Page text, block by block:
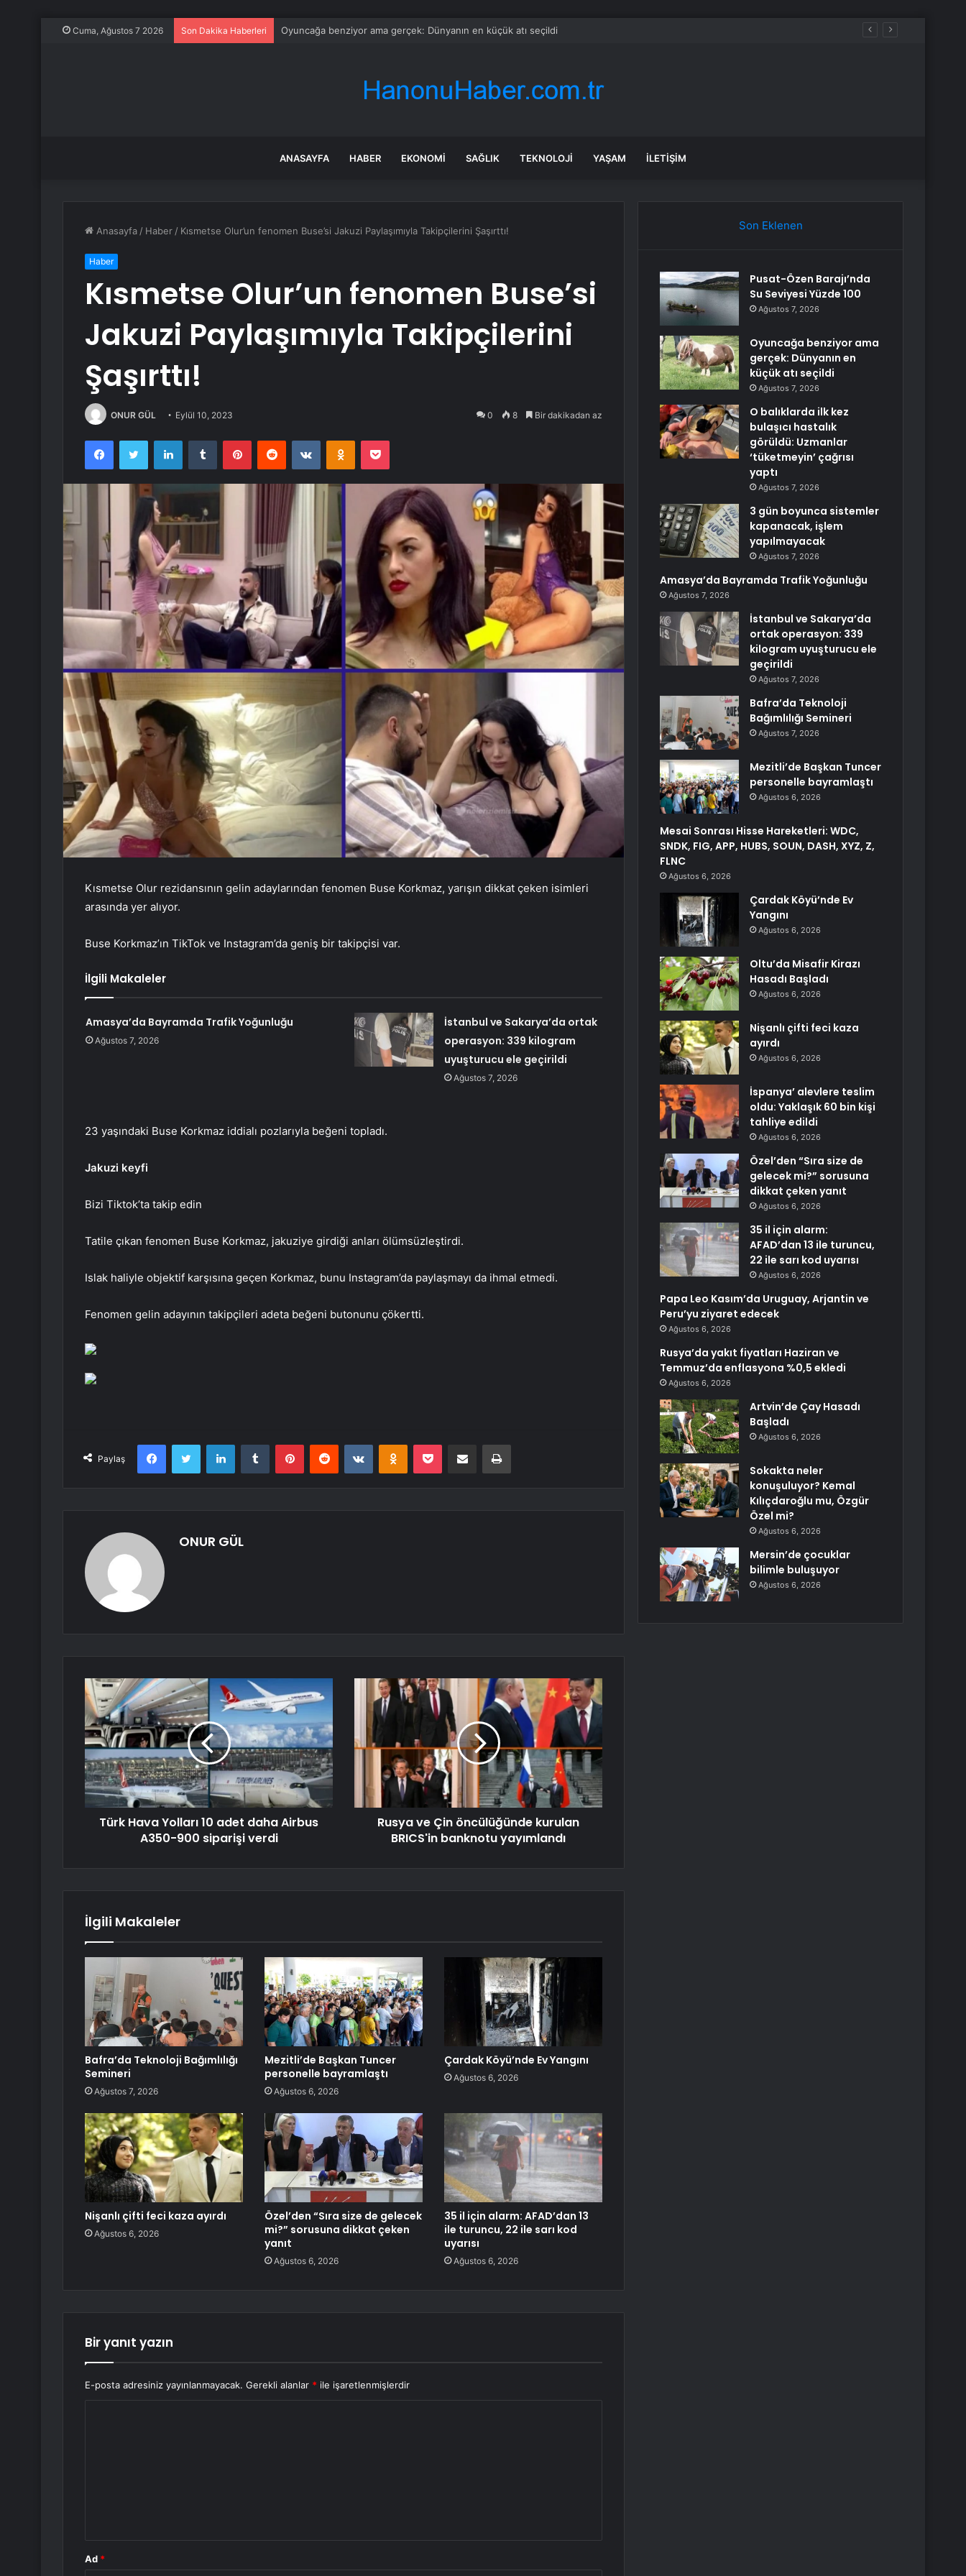
Cuma, Ağustos 7 2026 Son Dakika Haberleri O balıklarda ilk kez bulaşıcı hastalık görüldü: Uzmanlar ‘tüketmeyin’ çağrısı yaptı
ANASAYFA HABER EKONOMI SAĞLIK TEKNOLOJI YAŞAM İLETIŞIM
Anasayfa / Haber / Kısmetse Olur’un fenomen Buse’si Jakuzi Paylaşımıyla Takipçilerini Şaşırttı!
Haber
Kısmetse Olur’un fenomen Buse’si
Jakuzi Paylaşımıyla Takipçilerini
Şaşırttı!
ONUR GÜL Eylül 10, 2023 0 8 Bir dakikadan az
FacebookTwitter LinkedInTumblr PinterestReddit VKontakteOdnoklassniki
Pocket
Kısmetse Olur rezidansının gelin adaylarından fenomen Buse Korkmaz, yarışın dikkat çeken isimleri
arasında yer alıyor.
Buse Korkmaz’ın TikTok ve Instagram’da geniş bir takipçisi var.
İlgili Makaleler
Amasya’da Bayramda Trafik Yoğunluğu
Ağustos 7, 2026
İstanbul ve Sakarya’da ortak
operasyon: 339 kilogram
uyuşturucu ele geçirildi
Ağustos 7, 2026
23 yaşındaki Buse Korkmaz iddialı pozlarıyla beğeni topladı.
Jakuzi keyfi
Bizi Tiktok’ta takip edin
Tatile çıkan fenomen Buse Korkmaz, jakuziye girdiği anları ölümsüzleştirdi.
Islak haliyle objektif karşısına geçen Korkmaz, bunu Instagram’da paylaşmayı da ihmal etmedi.
Fenomen gelin adayının takipçileri adeta beğeni butonunu çökertti.
Paylaş
FacebookTwitter LinkedInTumblr PinterestReddit VKontakteOdnoklassniki
Pocket E-Posta ile paylaş Yazdır
ONUR GÜL
Türk Hava Yolları 10 adet daha Airbus
A350-900 siparişi verdi
Rusya ve Çin öncülüğünde kurulan
BRICS'in banknotu yayımlandı
İlgili Makaleler
Bafra’da Teknoloji Bağımlılığı
Semineri
Ağustos 7, 2026
Mezitli’de Başkan Tuncer
personelle bayramlaştı
Ağustos 6, 2026
Çardak Köyü’nde Ev Yangını
Ağustos 6, 2026
Nişanlı çifti feci kaza ayırdı
Ağustos 6, 2026
Özel’den “Sıra size de gelecek
mi?” sorusuna dikkat çeken
yanıt
Ağustos 6, 2026
35 il için alarm: AFAD’dan 13
ile turuncu, 22 ile sarı kod
uyarısı
Ağustos 6, 2026
Bir yanıt yazın
E-posta adresiniz yayınlanmayacak. Gerekli alanlar * ile işaretlenmişlerdir
Ad *
Son Eklenen
Pusat-Özen Barajı’nda
Su Seviyesi Yüzde 100
Ağustos 7, 2026
Oyuncağa benziyor ama
gerçek: Dünyanın en
küçük atı seçildi
Ağustos 7, 2026
O balıklarda ilk kez
bulaşıcı hastalık
görüldü: Uzmanlar
‘tüketmeyin’ çağrısı
yaptı
Ağustos 7, 2026
3 gün boyunca sistemler
kapanacak, işlem
yapılmayacak
Ağustos 7, 2026
Amasya’da Bayramda Trafik Yoğunluğu
Ağustos 7, 2026
İstanbul ve Sakarya’da
ortak operasyon: 339
kilogram uyuşturucu ele
geçirildi
Ağustos 7, 2026
Bafra’da Teknoloji
Bağımlılığı Semineri
Ağustos 7, 2026
Mezitli’de Başkan Tuncer
personelle bayramlaştı
Ağustos 6, 2026
Mesai Sonrası Hisse Hareketleri: WDC,
SNDK, FIG, APP, HUBS, SOUN, DASH, XYZ, Z,
FLNC
Ağustos 6, 2026
Çardak Köyü’nde Ev
Yangını
Ağustos 6, 2026
Oltu’da Misafir Kirazı
Hasadı Başladı
Ağustos 6, 2026
Nişanlı çifti feci kaza
ayırdı
Ağustos 6, 2026
İspanya’ alevlere teslim
oldu: Yaklaşık 60 bin kişi
tahliye edildi
Ağustos 6, 2026
Özel’den “Sıra size de
gelecek mi?” sorusuna
dikkat çeken yanıt
Ağustos 6, 2026
35 il için alarm:
AFAD’dan 13 ile turuncu,
22 ile sarı kod uyarısı
Ağustos 6, 2026
Papa Leo Kasım’da Uruguay, Arjantin ve
Peru’yu ziyaret edecek
Ağustos 6, 2026
Rusya’da yakıt fiyatları Haziran ve
Temmuz’da enflasyona %0,5 ekledi
Ağustos 6, 2026
Artvin’de Çay Hasadı
Başladı
Ağustos 6, 2026
Sokakta neler
konuşuluyor? Kemal
Kılıçdaroğlu mu, Özgür
Özel mi?
Ağustos 6, 2026
Mersin’de çocuklar
bilimle buluşuyor
Ağustos 6, 2026